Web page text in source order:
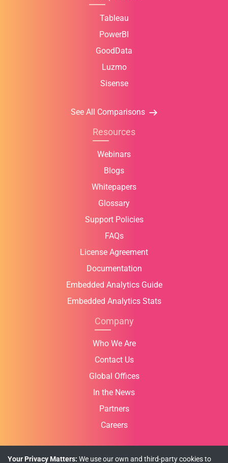
Tableau
PowerBI
GoodData
Luzmo
Sisense
See All Comparisons
Resources
Webinars
Blogs
Whitepapers
Glossary
Support Policies
FAQs
License Agreement
Documentation
Embedded Analytics Guide
Embedded Analytics Stats
Company
Who We Are
Contact Us
Global Offices
In the News
Partners
Careers
Your Privacy Matters: We use our own and third-party cookies to